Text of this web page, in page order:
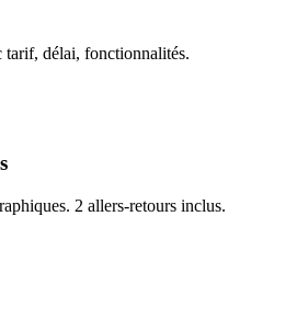
tarif, délai, fonctionnalités.
2 allers-retours inclus.